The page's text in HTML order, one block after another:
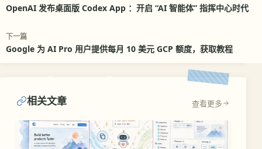
OpenAI 发布桌面版 Codex App ：开启 “AI 智能体” 指挥中心时代
下一篇
Google 为 AI Pro 用户提供每月 10 美元 GCP 额度，获取教程
相关文章 查看更多